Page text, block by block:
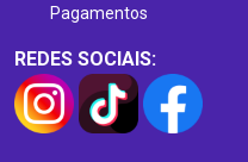
Pagamentos
REDES SOCIAIS: